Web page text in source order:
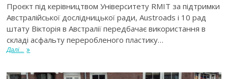
Проєкт під керівництвом Університету RMIT за підтримки
Австралійської дослідницької ради, Austroads і 10 рад
штату Вікторія в Австралії передбачає використання в
складі асфальту переробленого пластику…
Далі...